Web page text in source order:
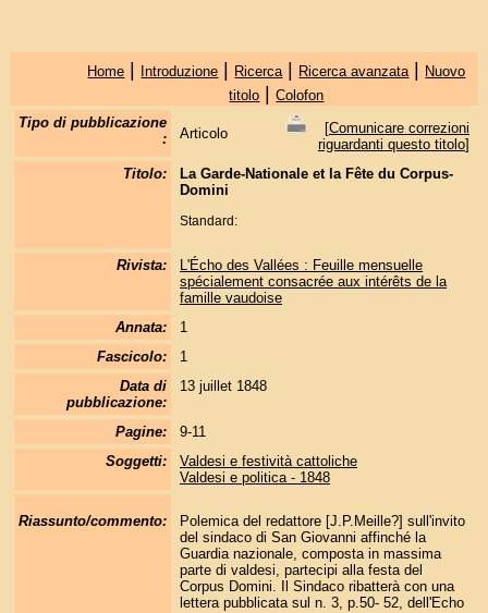
Home | Introduzione | Ricerca | Ricerca avanzata | Nuovo
titolo |Colofon
Tipo di pubblicazione
:
Articolo [Comunicare correzioni
riguardanti questo titolo]
Titolo:
La Garde-Nationale et la Fête du Corpus-
Domini
Standard:
Rivista:
L'Écho des Vallées : Feuille mensuelle
spécialement consacrée aux intérêts de la
famille vaudoise
Annata:
1
Fascicolo:
1
Data di
pubblicazione:
13 juillet 1848
Pagine:
9-11
Soggetti:
Valdesi e festività cattoliche
Valdesi e politica - 1848
Riassunto/commento:
Polemica del redattore [J.P.Meille?] sull'invito
del sindaco di San Giovanni affinché la
Guardia nazionale, composta in massima
parte di valdesi, partecipi alla festa del
Corpus Domini. Il Sindaco ribatterà con una
lettera pubblicata sul n. 3, p.50- 52, dell'Echo